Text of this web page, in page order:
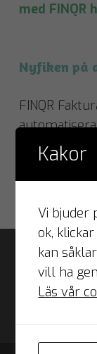
med FINQR
Nyfiken på
FINQR
ochKakor
Vi bjuder
ok,
kan
vill ha
Läs vår